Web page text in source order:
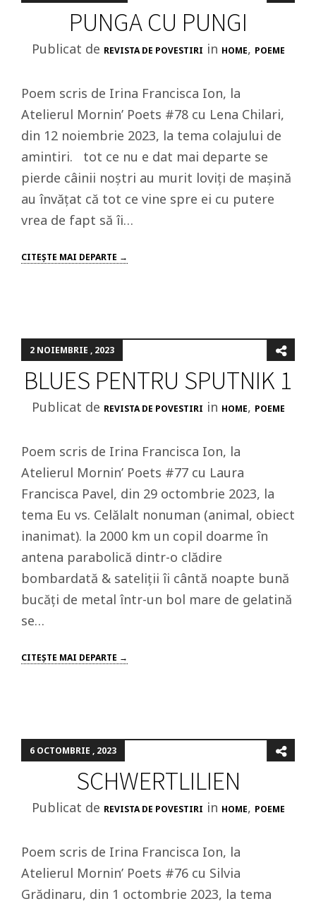
PUNGA CU PUNGI
Publicat de REVISTA DE POVESTIRI in HOME, POEME
Poem scris de Irina Francisca Ion, la
Atelierul Mornin’ Poets #78 cu Lena Chilari,
din 12 noiembrie 2023, la tema colajului de
amintiri. tot ce nu e dat mai departe se
pierde câinii noștri au murit loviți de mașină
au învățat că tot ce vine spre ei cu putere
vrea de fapt să îi…
CITEŞTE MAI DEPARTE →
2 NOIEMBRIE , 2023
BLUES PENTRU SPUTNIK 1
Publicat de REVISTA DE POVESTIRI in HOME, POEME
Poem scris de Irina Francisca Ion, la
Atelierul Mornin’ Poets #77 cu Laura
Francisca Pavel, din 29 octombrie 2023, la
tema Eu vs. Celălalt nonuman (animal, obiect
inanimat). la 2000 km un copil doarme în
antena parabolică dintr-o clădire
bombardată & sateliții îi cântă noapte bună
bucăți de metal într-un bol mare de gelatină
se…
CITEŞTE MAI DEPARTE →
6 OCTOMBRIE , 2023
SCHWERTLILIEN
Publicat de REVISTA DE POVESTIRI in HOME, POEME
Poem scris de Irina Francisca Ion, la
Atelierul Mornin’ Poets #76 cu Silvia
Grădinaru, din 1 octombrie 2023, la tema